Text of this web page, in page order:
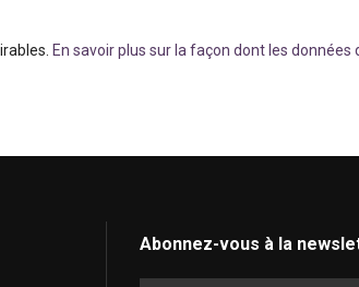
En savoir plus sur la façon dont les
Abonnez-vous à la